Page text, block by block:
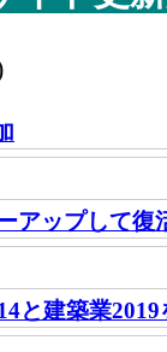
所における
料品卸売
飲食料品卸
る人数
額[百万円
、化学製
事業所にお
アップして復
と建築業2019